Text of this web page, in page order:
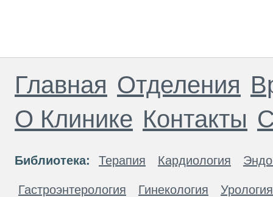
Главная Отделения
О Клинике Контакты
Библиотека: Терапия Кардиология
Гастроэнтерология Гинекология Урология